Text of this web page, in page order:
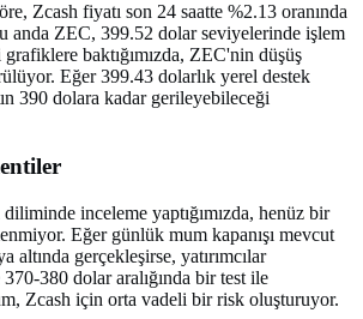
Zcash fiyatı son 24 saatte %2.13 oranında
anda ZEC, 399.52 dolar seviyelerinde işlem
baktığımızda, ZEC'nin düşüş
Eğer 399.43 dolarlık yerel destek
390 dolara kadar gerileyebileceği
inceleme yaptığımızda, henüz bir
Eğer günlük mum kapanışı mevcut
altında gerçekleşirse, yatırımcılar
380 dolar aralığında bir test ile
Zcash için orta vadeli bir risk oluşturuyor.